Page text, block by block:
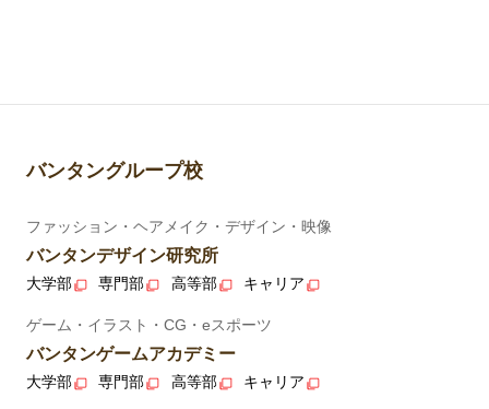
バンタングループ校
ファッション・ヘアメイク・デザイン・映像
バンタンデザイン研究所
大学部 専門部 高等部 キャリア
ゲーム・イラスト・CG・eスポーツ
バンタンゲームアカデミー
大学部 専門部 高等部 キャリア